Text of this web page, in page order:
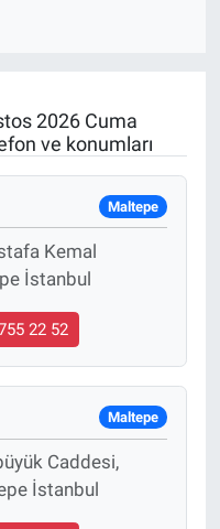
2026 Cuma
ve konumları
Maltepe
Kemal
İstanbul
22 52
Maltepe
Caddesi,
İstanbul